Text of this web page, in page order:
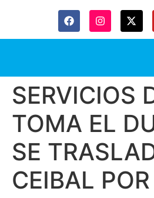
SERVICIOS
TOMA EL
SE
CEIBAL POR